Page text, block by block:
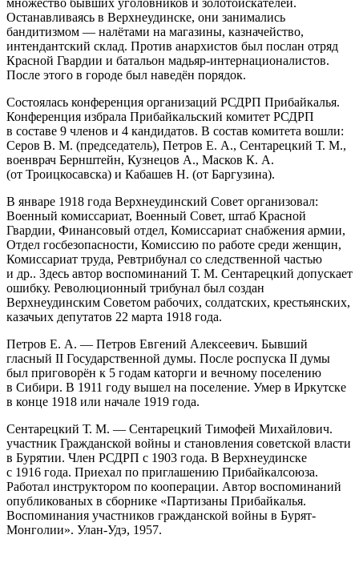
Останавливаясь в Верхнеудинске, они занимались
бандитизмом — налётами на магазины, казначейство,
интендантский склад. Против анархистов был послан отряд
Красной Гвардии и батальон мадьяр-интернационалистов.
После этого в городе был наведён порядок.
Состоялась конференция организаций РСДРП Прибайкалья.
Конференция избрала Прибайкальский комитет РСДРП
в составе 9 членов и 4 кандидатов. В состав комитета вошли:
Серов В. М. (председатель), Петров Е. А., Сентарецкий Т. М.,
военврач Бернштейн, Кузнецов А., Масков К. А.
(от Троицкосавска) и Кабашев Н. (от Баргузина).
В январе 1918 года Верхнеудинский Совет организовал:
Военный комиссариат, Военный Совет, штаб Красной
Гвардии, Финансовый отдел, Комиссариат снабжения армии,
Отдел госбезопасности, Комиссию по работе среди женщин,
Комиссариат труда, Ревтрибунал со следственной частью
и др.. Здесь автор воспоминаний Т. М. Сентарецкий допускает
ошибку. Революционный трибунал был создан
Верхнеудинским Советом рабочих, солдатских, крестьянских,
казачьих депутатов 22 марта 1918 года.
Петров Е. А. — Петров Евгений Алексеевич. Бывший
гласный II Государственной думы. После роспуска II думы
был приговорён к 5 годам каторги и вечному поселению
в Сибири. В 1911 году вышел на поселение. Умер в Иркутске
в конце 1918 или начале 1919 года.
Сентарецкий Т. М. — Сентарецкий Тимофей Михайлович.
участник Гражданской войны и становления советской власти
в Бурятии. Член РСДРП с 1903 года. В Верхнеудинске
с 1916 года. Приехал по приглашению Прибайкалсоюза.
Работал инструктором по кооперации. Автор воспоминаний
опубликованых в сборнике «Партизаны Прибайкалья.
Воспоминания участников гражданской войны в Бурят-
Монголии». Улан-Удэ, 1957.